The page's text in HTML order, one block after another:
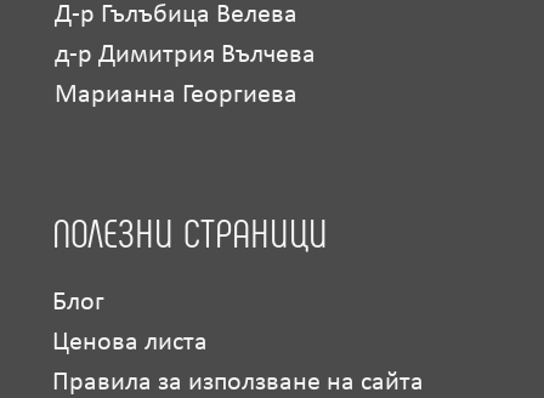
Д-р Гълъбица Велева
д-р Димитрия Вълчева
Марианна Георгиева
ПОЛЕЗНИ СТРАНИЦИ
Блог
Ценова листа
Правила за използване на сайта